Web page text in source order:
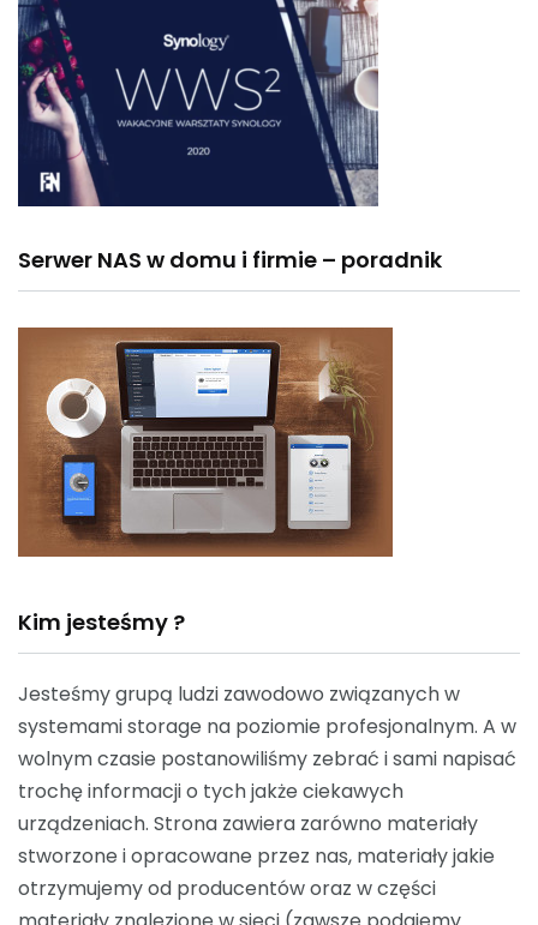
Serwer NAS w domu i firmie – poradnik
Kim jesteśmy ?
Jesteśmy grupą ludzi zawodowo związanych w
systemami storage na poziomie profesjonalnym. A w
wolnym czasie postanowiliśmy zebrać i sami napisać
trochę informacji o tych jakże ciekawych
urządzeniach. Strona zawiera zarówno materiały
stworzone i opracowane przez nas, materiały jakie
otrzymujemy od producentów oraz w części